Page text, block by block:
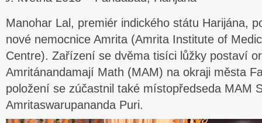
Manohar Lal, premiér indického státu Harijána,
nové nemocnice Amrita (Amrita Institute of
Centre). Zařízení se dvěma tisíci lůžky postaví
Amritánandamají Math (MAM) na okraji města
položení se zúčastnil také místopředseda MAM
Amritaswarupananda Puri.